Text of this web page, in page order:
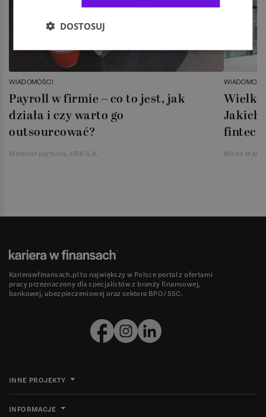
WIADOMOŚCI
Payroll w firmie – co to jest, jak
działa i czy warto go
outsourcować?
Materiał partnera, HRK S.A.
Jakich
Marta
Karierawfinansach.pl to największy w Polsce portal z ofertami
pracy przeznaczony dla specjalistów z branży finansowej,
bankowej, ubezpieczeniowej oraz sektora BPO/SSC.
INNE PROJEKTY
INFORMACJE
DOSTOSUJ